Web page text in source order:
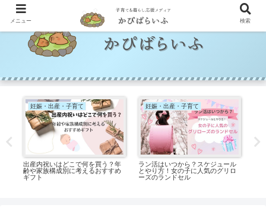
妊娠・出産・子育て
出産内祝いはどこで何を買う？年
齢や家族構成別に考えるおすすめ
ギフト
妊娠・出産・子育て
ラン活はいつから？スケジュール
とやり方！女の子に人気のグリロ
ーズのランドセル
メニュー 検索